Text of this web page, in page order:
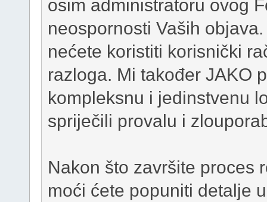
osim administratoru ovog
neospornosti Vaših
nećete koristiti korisnički
razloga. Mi također JAKO
kompleksnu i jedinstvenu
spriječili provalu i
Nakon što završite proces
moći ćete popuniti detalje